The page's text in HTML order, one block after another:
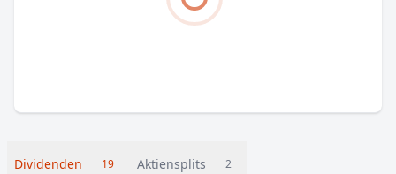
Dividenden 19 Aktiensplits 2